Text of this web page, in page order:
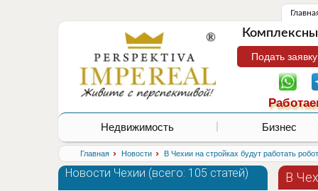
Подать
Недвижимость Бизнес
Главная › Новости › В Чехии на стройках будут работать
В
Новости Чехии (всего: 105 статей)